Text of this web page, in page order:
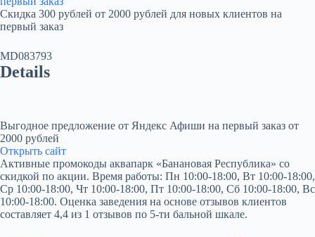
Скидка 300 рублей от 2000 рублей для новых клиентов на
первый заказ
MD083793
Details
Выгодное предложение от Яндекс Афиши на первый заказ от
2000 рублей
Открыть сайт
Активные промокоды аквапарк «Банановая Республика» со
скидкой по акции. Время работы: Пн 10:00-18:00, Вт 10:00-18:00,
Ср 10:00-18:00, Чт 10:00-18:00, Пт 10:00-18:00, Сб 10:00-18:00, Вс
10:00-18:00. Оценка заведения на основе отзывов клиентов
составляет 4,4 из 1 отзывов по 5-ти бальной шкале.